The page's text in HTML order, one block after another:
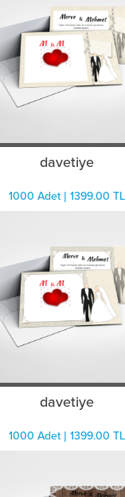
davetiye
1000 Adet | 1399.00 TL
davetiye
1000 Adet | 1399.00 TL